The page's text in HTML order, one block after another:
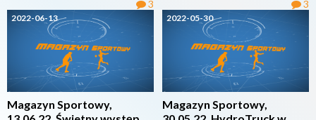
3
2022-06-13
Magazyn Sportowy,
3
2022-05-30
Magazyn Sportowy,